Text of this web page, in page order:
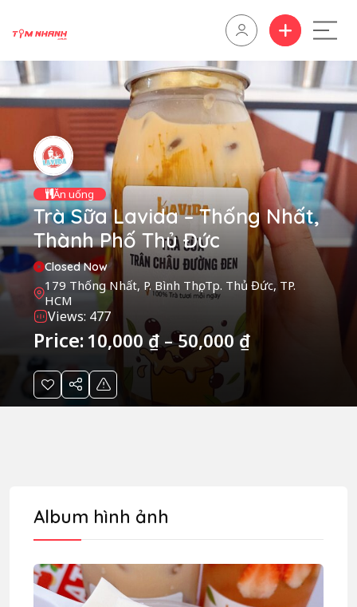
Ăn uống
Trà Sữa Lavida – Thống Nhất,
Thành Phố Thủ Đức
Closed Now
179 Thống Nhất, P. Bình Thọ, Tp. Thủ Đức, TP.
HCM
Views: 477
Price: 10,000₫ – 50,000₫
Album hình ảnh